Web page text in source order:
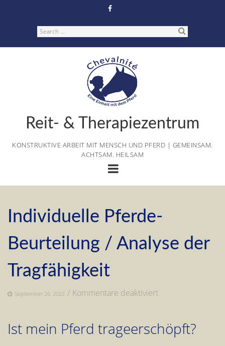
Search
Reit- & Therapiezentrum
KONSTRUKTIVE ARBEIT MIT MENSCH UND PFERD | GEMEINSAM.
ACHTSAM. HEILSAM
Individuelle Pferde-
Beurteilung / Analyse der
Tragfähigkeit
September 26, 2022 / Kommentare deaktiviertfür
Beurteilung
Ist mein Pferd trageerschöpft?